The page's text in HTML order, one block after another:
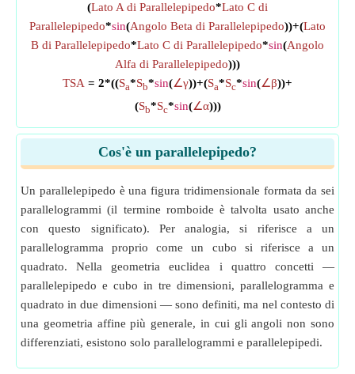
(Lato A di Parallelepipedo*Lato C di
Parallelepipedo*sin(Angolo Beta di Parallelepipedo))+(Lato
B di Parallelepipedo*Lato C di Parallelepipedo*sin(Angolo
Alfa di Parallelepipedo)))
TSA = 2*((Sa*Sb*sin(∠γ))+(Sa*Sc*sin(∠β))+
(Sb*Sc*sin(∠α)))
Cos'è un parallelepipedo?
Un parallelepipedo è una figura tridimensionale formata da sei
parallelogrammi (il termine romboide è talvolta usato anche
con questo significato). Per analogia, si riferisce a un
parallelogramma proprio come un cubo si riferisce a un
quadrato. Nella geometria euclidea i quattro concetti —
parallelepipedo e cubo in tre dimensioni, parallelogramma e
quadrato in due dimensioni — sono definiti, ma nel contesto di
una geometria affine più generale, in cui gli angoli non sono
differenziati, esistono solo parallelogrammi e parallelepipedi.